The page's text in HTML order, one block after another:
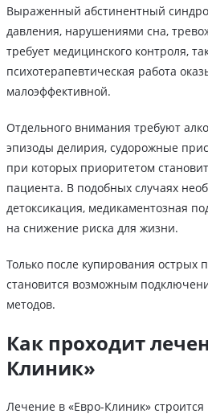
Выраженный абстинентный
давления, нарушениями сна,
требует медицинского контроля,
психотерапевтическая работа
малоэффективной.
Отдельного внимания требуют
эпизоды делирия, судорожные
при которых приоритетом
пациента. В подобных случаях
детоксикация, медикаментозная
на снижение риска для жизни.
Только после купирования острых
становится возможным
методов.
Как проходит
Клиник»
Лечение в «Евро-Клиник»